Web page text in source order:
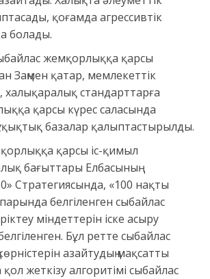
қоғамда агрессивтік
болады.
жемқорлыққа қарсы
Заңмен қатар, мемлекеттік
халықаралық стандарттарға
қарсы күрес саласында
базалар қалыптастырылды.
қарсы іс-қимыл
бағыттары Елбасының
Стратегиясында, «100 нақты
белгіленген сыбайлас
міндеттерін іске асыру
Бұл ретте сыбайлас
азайтудың мақсатты
жеткізу алгоритімі сыбайлас